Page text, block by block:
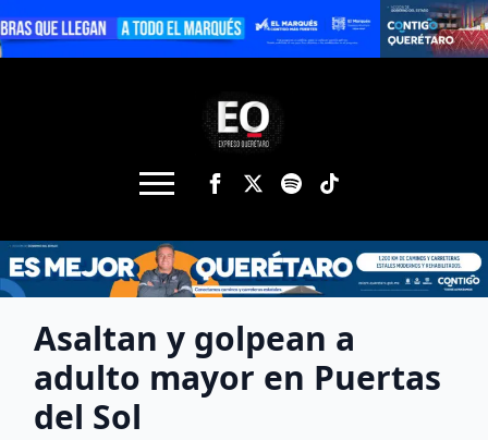
Asaltan y golpean a
adulto mayor en Puertas
del Sol